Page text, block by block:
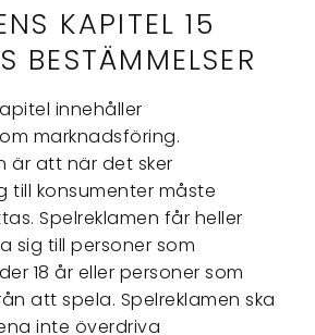
KAPITEL 15
BESTÄMMELSER
innehåller
marknadsföring.
är att när det sker
till konsumenter måste
Spelreklamen får heller
sig till personer som
18 år eller personer som
att spela. Spelreklamen ska
inte överdriva